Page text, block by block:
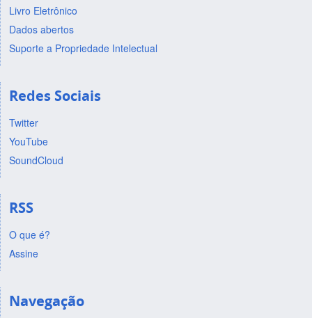
Livro Eletrônico
Dados abertos
Suporte a Propriedade Intelectual
Redes Sociais
Twitter
YouTube
SoundCloud
RSS
O que é?
Assine
Navegação